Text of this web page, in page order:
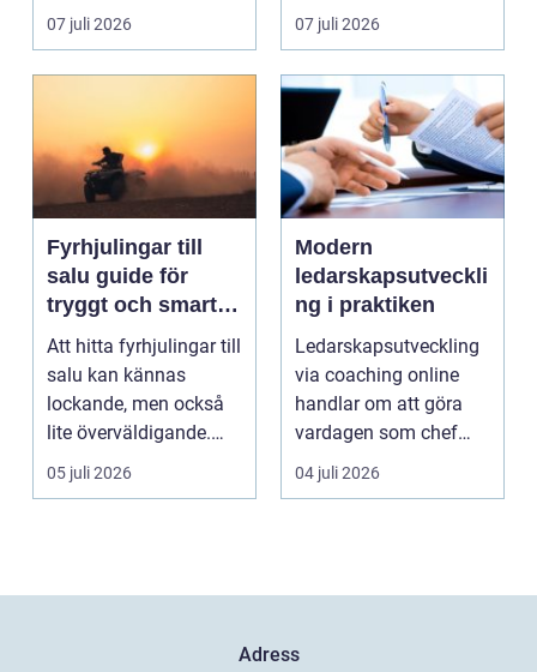
ladda hemma på ett
säk...
07 juli 2026
värme och avlopp ...
07 juli 2026
Fyrhjulingar till
salu guide för
tryggt och smart
köp
Att hitta fyrhjulingar till
salu kan kännas
lockande, men också
lite överväldigande.
Utbudet är stor...
05 juli 2026
Modern
ledarskapsutveckli
ng i praktiken
Ledarskapsutveckling
via coaching online
handlar om att göra
vardagen som chef
både mer h...
04 juli 2026
Adress